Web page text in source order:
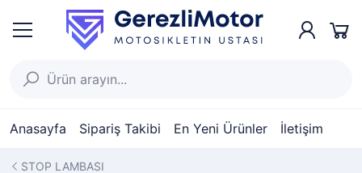
Anasayfa Sipariş Takibi En Yeni Ürünler İletişim
STOP LAMBASI